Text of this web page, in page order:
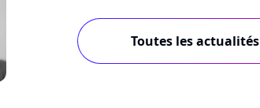
Toutes les actualités